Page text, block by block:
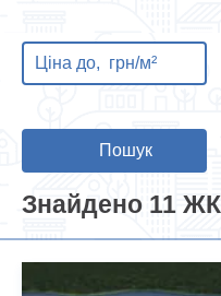
Пошук
Знайдено 11 ЖК